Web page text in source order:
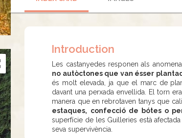
Introduction
Les castanyedes responen als
no autòctones que van ésser
és molt elevada, ja que el marc de
davant una perxada envellida. El torn
manera que en rebrotaven tanys que
estaques, confecció de bótes o
superfície de les Guilleries està
seva supervivència.